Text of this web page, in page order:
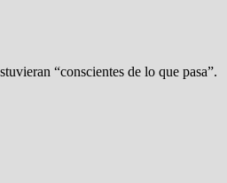
“conscientes de lo que pasa”.